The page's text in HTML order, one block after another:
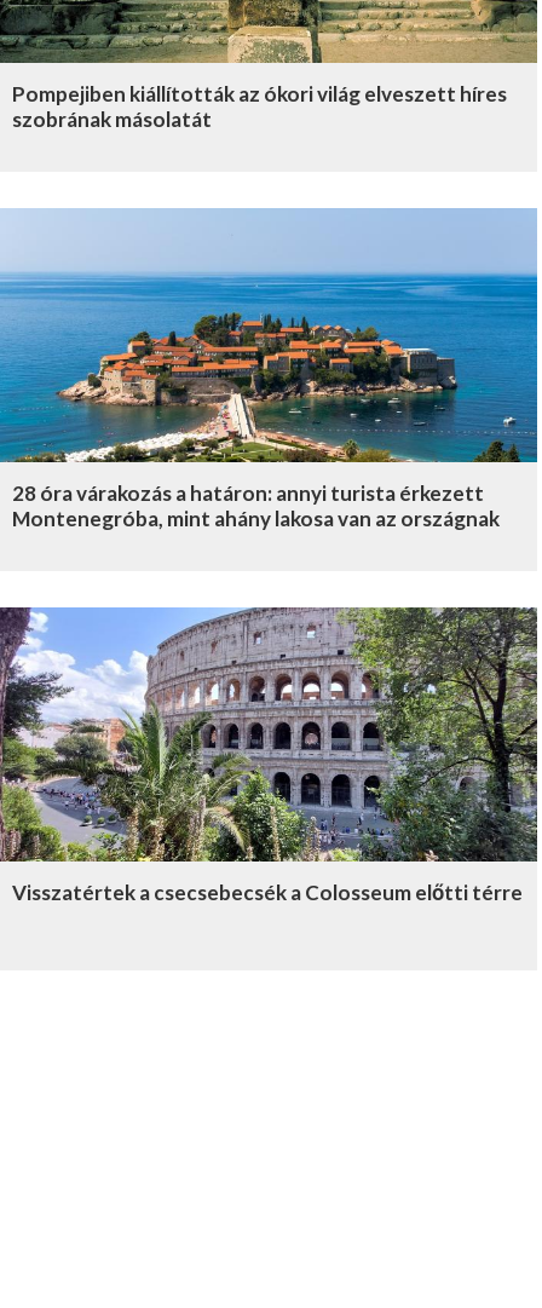
Pompejiben kiállították az ókori világ elveszett híres
szobrának másolatát
28 óra várakozás a határon: annyi turista érkezett
Montenegróba, mint ahány lakosa van az országnak
Visszatértek a csecsebecsék a Colosseum előtti térre